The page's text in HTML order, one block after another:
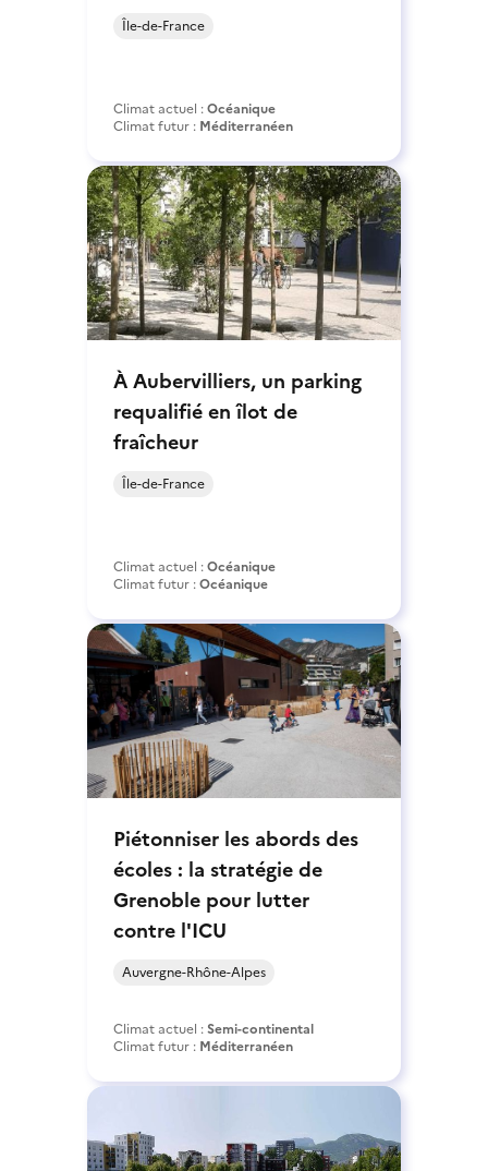
Île-de-France
Climat actuel :Océanique
Climat futur : Méditerranéen
À Aubervilliers, un parking
requalifié en îlot de
fraîcheur
Île-de-France
Climat actuel :Océanique
Climat futur :Océanique
Piétonniser les abords des
écoles : la stratégie de
Grenoble pour lutter
contre l'ICU
Auvergne-Rhône-Alpes
Climat actuel :Semi-continental
Climat futur : Méditerranéen